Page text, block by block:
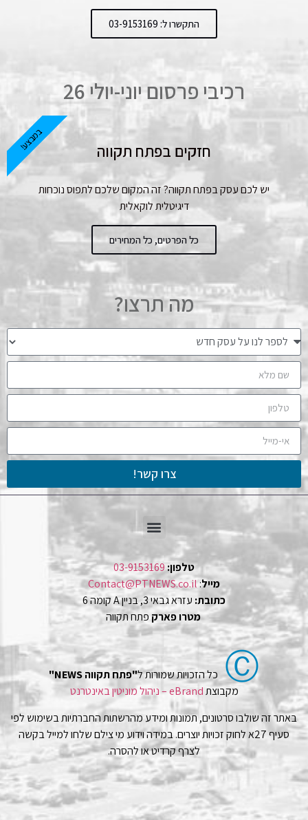
התקשרו ל: 03-9153169
רכיבי פרסום יוני-יולי 26
חזקים בפתח תקווה
יש לכם עסק בפתח תקווה? זה המקום שלכם לתפוס נוכחות
דיגיטלית לוקאלית
כל הפרטים, כל המחירים
במבצע!
מה תרצו?
צרו קשר!
טלפון:03-9153169
מייל:
Contact@PTNEWS.co.il
כתובת: עזרא גבאי 3, בניין A קומה 6
מטרו פארק פתח תקווה
Ⓒ כל הזכויות שמורות ל"פתח תקווה NEWS"
מקבוצתeBrand – ניהול מוניטין באינטרנט
באתר זה שולבו סרטונים, תמונות ומידע מהרשתות החברתיות בשימוש לפי
סעיף 27א לחוק זכויות יוצרים. במידה וידוע מי צילם שלחו למייל בקשה
לצרף קרדיט או להסרה.